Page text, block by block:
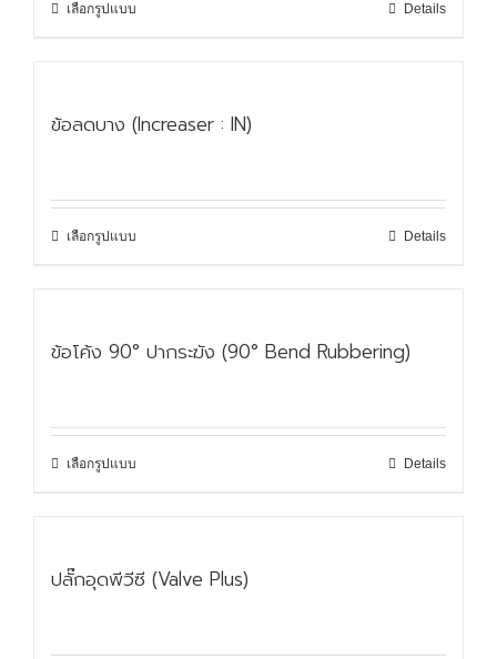
เลือกรูปแบบ Details
ข้อลดบาง (Increaser : IN)
เลือกรูปแบบ Details
ข้อโค้ง 90° ปากระฆัง (90° Bend Rubbering)
เลือกรูปแบบ Details
ปลั๊กอุดพีวีซี (Valve Plus)